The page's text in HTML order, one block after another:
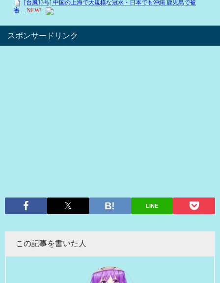
スポンサードリンク
LINE
この記事を書いた人